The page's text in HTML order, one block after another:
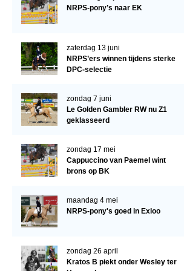
Veulenregistratie
Veulens en merries
Zoek een NRPS paard
Informatie aan je paard of pony toevoegen
Onze fokkerij
Fokkerij informatie
Fokprogramma's en registratie
Veulen registratie
Predicaten
NRPS-pony’s naar EK
zaterdag 13 juni
NRPS’ers winnen tijdens sterke
DPC-selectie
zondag 7 juni
Le Golden Gambler RW nu Z1
geklasseerd
zondag 17 mei
Cappuccino van Paemel wint
brons op BK
maandag 4 mei
NRPS-pony's goed in Exloo
zondag 26 april
Kratos B piekt onder Wesley ter